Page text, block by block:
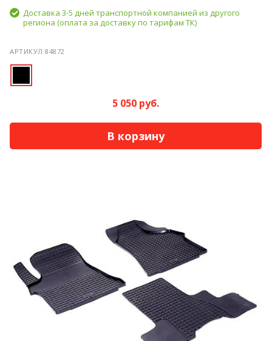
Доставка 3-5 дней транспортной компанией из другого
региона (оплата за доставку по тарифам ТК)
АРТИКУЛ 84872
5 050 руб.
В корзину